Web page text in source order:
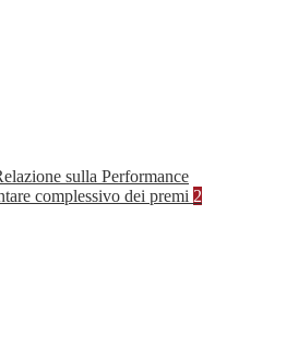
sulla Performance
complessivo dei premi 2